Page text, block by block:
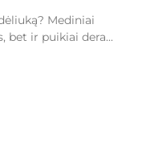
Mediniai
bet ir puikiai dera...